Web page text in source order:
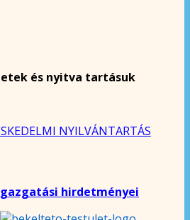
és nyitva tartásuk
NYILVÁNTARTÁS
hirdetményei